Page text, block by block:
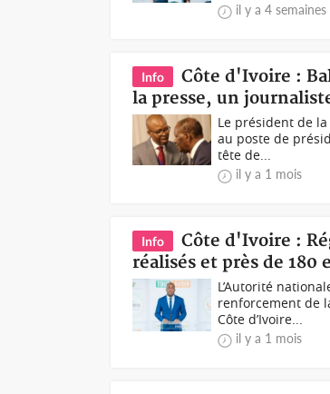
il y a 4 semaines
Info
Côte d'Ivoire :
la presse, un
Le président de la
au poste de
tête de...
il y a 1 mois
Info
Côte d'Ivoire :
réalisés et près de
L’Autorité
renforcement de
Côte d’Ivoire...
il y a 1 mois